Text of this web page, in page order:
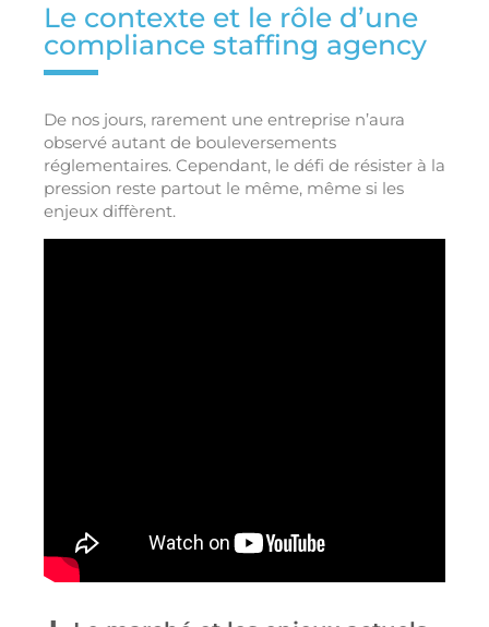
Le contexte et le rôle d’une
compliance staffing agency
De nos jours, rarement une entreprise n’aura
observé autant de bouleversements
réglementaires. Cependant, le défi de résister à la
pression reste partout le même, même si les
enjeux diffèrent.